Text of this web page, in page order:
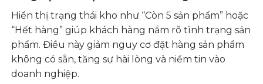
Hiển thị trạng thái kho như “Còn 5 sản phẩm” hoặc
“Hết hàng” giúp khách hàng nắm rõ tình trạng sản
phẩm. Điều này giảm nguy cơ đặt hàng sản phẩm
không có sẵn, tăng sự hài lòng và niềm tin vào
doanh nghiệp.